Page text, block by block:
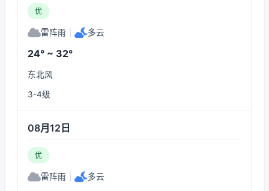
优
雷阵雨 多云
24° ~ 32°
东北风
3-4级
08月12日
优
雷阵雨 多云